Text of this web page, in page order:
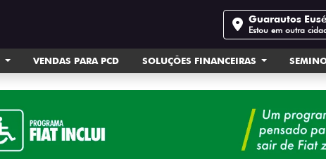
Guarautos
Estou em outra
VENDAS PARA PCD SOLUÇÕES FINANCEIRAS